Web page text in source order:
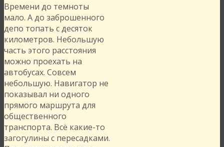
Времени до темноты
мало. А до заброшенного
депо топать с десяток
километров. Небольшую
часть этого расстояния
можно проехать на
автобусах. Совсем
небольшую. Навигатор не
показывал ни одного
прямого маршрута для
общественного
транспорта. Всё какие-то
загогулины с пересадками.